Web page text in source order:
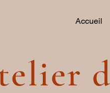
Accueil